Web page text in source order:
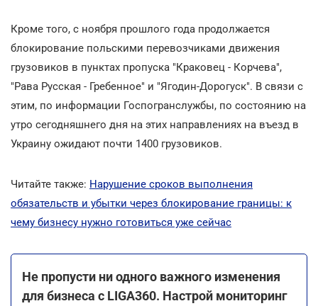
Кроме того, с ноября прошлого года продолжается
блокирование польскими перевозчиками движения
грузовиков в пунктах пропуска "Краковец - Корчева",
"Рава Русская - Гребенное" и "Ягодин-Дорогуск". В связи с
этим, по информации Госпогранслужбы, по состоянию на
утро сегодняшнего дня на этих направлениях на въезд в
Украину ожидают почти 1400 грузовиков.
Читайте также: Нарушение сроков выполнения
обязательств и убытки через блокирование границы: к
чему бизнесу нужно готовиться уже сейчас
Не пропусти ни одного важного изменения
для бизнеса с LIGA360. Настрой мониторинг